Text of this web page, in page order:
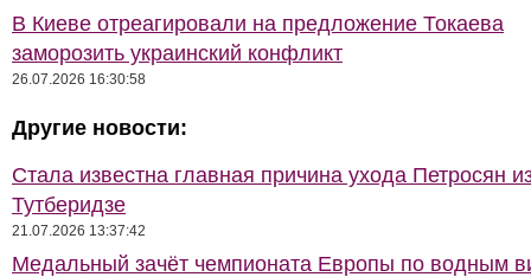
В Киеве отреагировали на предложение Токаева
заморозить украинский конфликт
26.07.2026 16:30:58
Другие новости:
Стала известна главная причина ухода Петросян
Тутберидзе
21.07.2026 13:37:42
Медальный зачёт чемпионата Европы по водным